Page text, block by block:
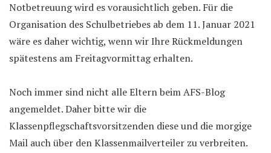
Notbetreuung wird es vorausichtlich geben. Für die
Organisation des Schulbetriebes ab dem 11. Januar 2021
wäre es daher wichtig, wenn wir Ihre Rückmeldungen
spätestens am Freitagvormittag erhalten.
Noch immer sind nicht alle Eltern beim AFS-Blog
angemeldet. Daher bitte wir die
Klassenpflegschaftsvorsitzenden diese und die morgige
Mail auch über den Klassenmailverteiler zu verbreiten.